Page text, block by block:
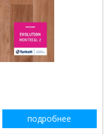
подробнее